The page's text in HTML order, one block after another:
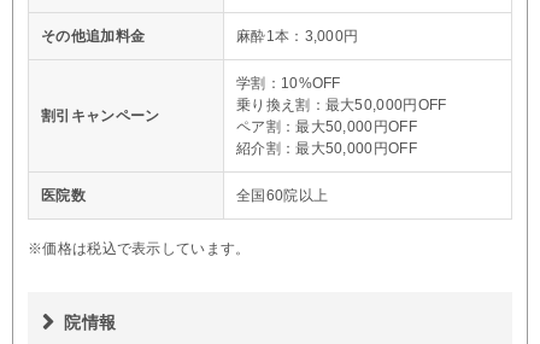
その他追加料金 麻酔1本：3,000円
割引キャンペーン
学割：10%OFF
乗り換え割：最大50,000円OFF
ペア割：最大50,000円OFF
紹介割：最大50,000円OFF
医院数 全国60院以上
※価格は税込で表示しています。
院情報